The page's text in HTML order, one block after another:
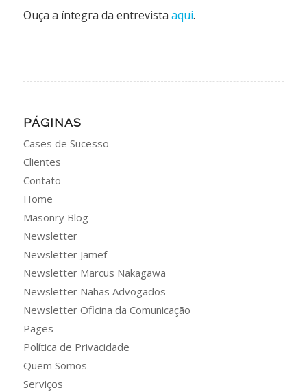
Ouça a íntegra da entrevista aqui.
PÁGINAS
Cases de Sucesso
Clientes
Contato
Home
Masonry Blog
Newsletter
Newsletter Jamef
Newsletter Marcus Nakagawa
Newsletter Nahas Advogados
Newsletter Oficina da Comunicação
Pages
Política de Privacidade
Quem Somos
Serviços